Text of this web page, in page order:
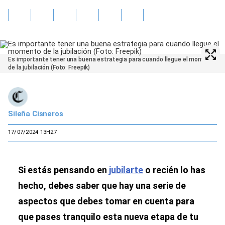
Es importante tener una buena estrategia para cuando llegue el momento
de la jubilación (Foto: Freepik)
Sileña Cisneros
17/07/2024 13H27
Si estás pensando en jubilarte o recién lo has
hecho, debes saber que hay una serie de
aspectos que debes tomar en cuenta para
que pases tranquilo esta nueva etapa de tu